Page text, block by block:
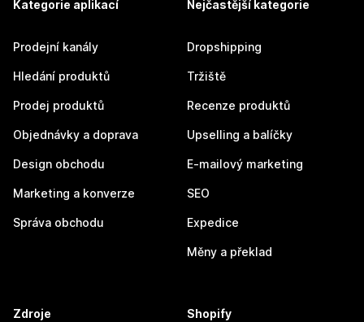
Kategorie aplikací
Prodejní kanály
Hledání produktů
Prodej produktů
Objednávky a doprava
Design obchodu
Marketing a konverze
Správa obchodu
Nejčastější kategorie
Dropshipping
Tržiště
Recenze produktů
Upselling a balíčky
E-mailový marketing
SEO
Expedice
Měny a překlad
Zdroje Shopify